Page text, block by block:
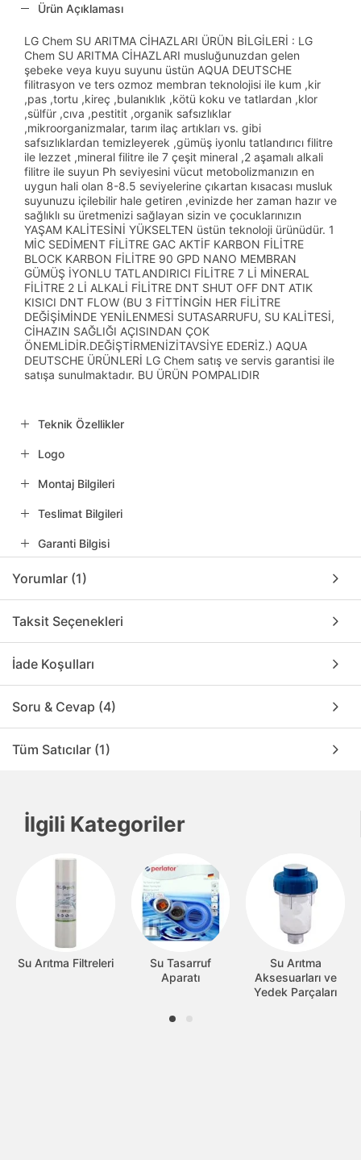
Ürün Açıklaması
LG Chem SU ARITMA CİHAZLARI ÜRÜN BİLGİLERİ : LG
Chem SU ARITMA CİHAZLARI musluğunuzdan gelen
şebeke veya kuyu suyunu üstün AQUA DEUTSCHE
filitrasyon ve ters ozmoz membran teknolojisi ile kum ,kir
,pas ,tortu ,kireç ,bulanıklık ,kötü koku ve tatlardan ,klor
,sülfür ,cıva ,pestitit ,organik safsızlıklar
,mikroorganizmalar, tarım ilaç artıkları vs. gibi
safsızlıklardan temizleyerek ,gümüş iyonlu tatlandırıcı filitre
ile lezzet ,mineral filitre ile 7 çeşit mineral ,2 aşamalı alkali
filitre ile suyun Ph seviyesini vücut metobolizmanızın en
uygun hali olan 8-8.5 seviyelerine çıkartan kısacası musluk
suyunuzu içilebilir hale getiren ,evinizde her zaman hazır ve
sağlıklı su üretmenizi sağlayan sizin ve çocuklarınızın
YAŞAM KALİTESİNİ YÜKSELTEN üstün teknoloji ürünüdür. 1
MİC SEDİMENT FİLİTRE GAC AKTİF KARBON FİLİTRE
BLOCK KARBON FİLİTRE 90 GPD NANO MEMBRAN
GÜMÜŞ İYONLU TATLANDIRICI FİLİTRE 7 Lİ MİNERAL
FİLİTRE 2 Lİ ALKALİ FİLİTRE DNT SHUT OFF DNT ATIK
KISICI DNT FLOW (BU 3 FİTTİNGİN HER FİLİTRE
DEĞİŞİMİNDE YENİLENMESİ SUTASARRUFU, SU KALİTESİ,
CİHAZIN SAĞLIĞI AÇISINDAN ÇOK
ÖNEMLİDİR.DEĞİŞTİRMENİZİTAVSİYE EDERİZ.) AQUA
DEUTSCHE ÜRÜNLERİ LG Chem satış ve servis garantisi ile
satışa sunulmaktadır. BU ÜRÜN POMPALIDIR
Teknik Özellikler
Logo
Montaj Bilgileri
Teslimat Bilgileri
Garanti Bilgisi
Yorumlar (1)
Taksit Seçenekleri
İade Koşulları
Soru & Cevap (4)
Tüm Satıcılar (1)
İlgili Kategoriler
Su Arıtma Filtreleri
Su Tasarruf
Aparatı
Su Arıtma
Aksesuarları ve
Yedek Parçaları